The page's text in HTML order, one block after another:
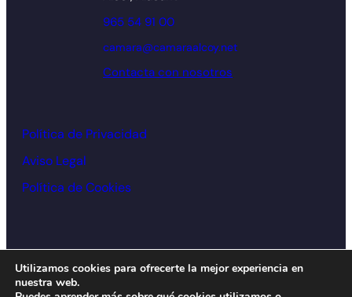
965 54 91 00
camara@camaraalcoy.net
Contacta con nosotros
Política de Privacidad
Aviso Legal
Política de Cookies
Diseño y desarrollo:
Utilizamos cookies para ofrecerte la mejor experiencia en
nuestra web.